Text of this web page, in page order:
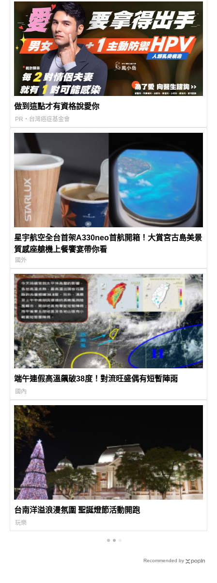
做到這點才有資格說愛你
PR・台灣癌症基金會
星宇航空全台首架A330neo首航開箱！大賞宮古島美景
質感座艙機上餐饗宴帶你看
國外
端午連假高溫飆破38度！對流旺盛偶有短暫陣雨
國內
台南洋溢浪漫氛圍 聖誕燈節活動開跑
玩樂
Recommended by